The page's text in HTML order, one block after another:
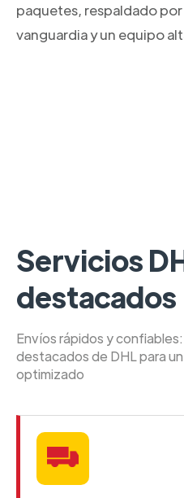
paquetes, respaldado
vanguardia y un equipo
Servicios
destacados
Envíos rápidos y
destacados de DHL para
optimizado